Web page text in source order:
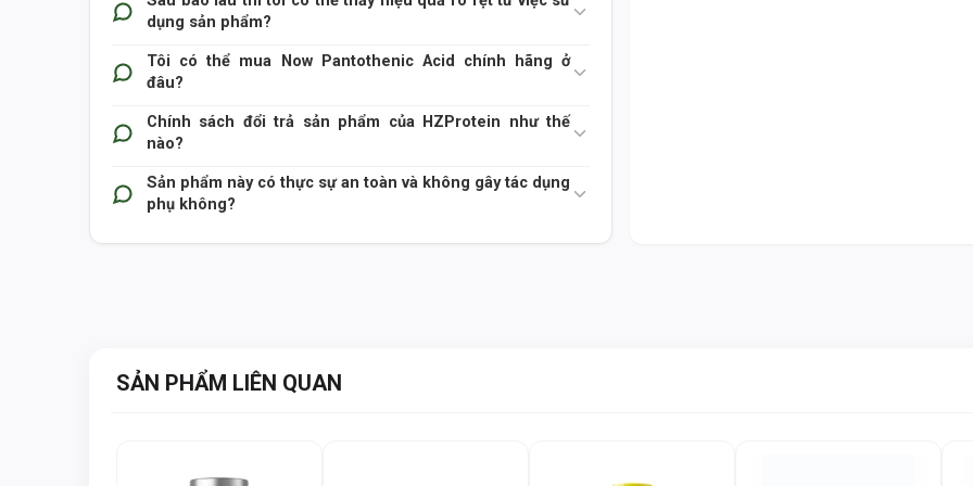
dụng sản phẩm?
Tôi có thể mua Now Pantothenic Acid chính hãng ở
đâu?
Chính sách đổi trả sản phẩm của HZProtein như thế
nào?
Sản phẩm này có thực sự an toàn và không gây tác dụng
phụ không?
SẢN PHẨM LIÊN QUAN